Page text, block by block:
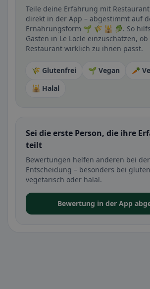
Teile deine Erfahrung mit Restaurant
direkt in der App – abgestimmt auf
Ernährungsform 🌱 🌾 🕌 🥬. So
Gästen in Le Locle einzuschätzen, ob
Restaurant wirklich zu ihnen passt.
🌾 Glutenfrei 🌱 Vegan
🥕
🕌 Halal
Sei die erste Person, die ihre
teilt
Bewertungen helfen anderen bei der
Entscheidung – besonders bei
vegetarisch oder halal.
Bewertung in der App